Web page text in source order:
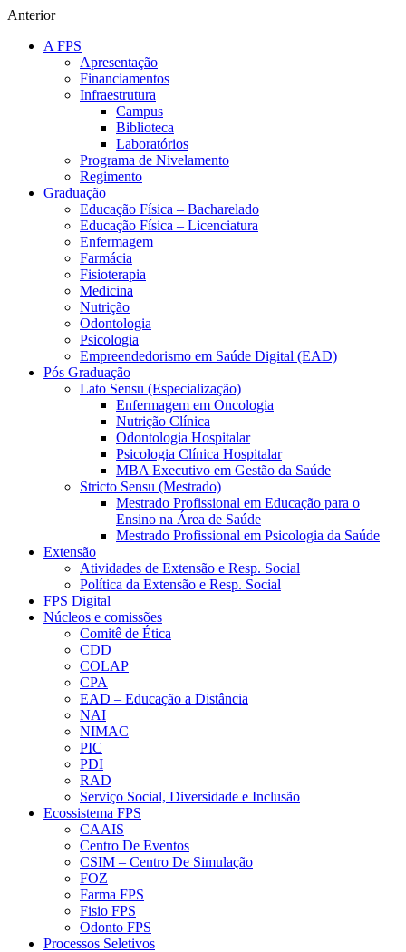
Anterior
A FPS
Apresentação
Financiamentos
Infraestrutura
Campus
Biblioteca
Laboratórios
Programa de Nivelamento
Regimento
Graduação
Educação Física – Bacharelado
Educação Física – Licenciatura
Enfermagem
Farmácia
Fisioterapia
Medicina
Nutrição
Odontologia
Psicologia
Empreendedorismo em Saúde Digital (EAD)
Pós Graduação
Lato Sensu (Especialização)
Enfermagem em Oncologia
Nutrição Clínica
Odontologia Hospitalar
Psicologia Clínica Hospitalar
MBA Executivo em Gestão da Saúde
Stricto Sensu (Mestrado)
Mestrado Profissional em Educação para o
Ensino na Área de Saúde
Mestrado Profissional em Psicologia da Saúde
Extensão
Atividades de Extensão e Resp. Social
Política da Extensão e Resp. Social
FPS Digital
Núcleos e comissões
Comitê de Ética
CDD
COLAP
CPA
EAD – Educação a Distância
NAI
NIMAC
PIC
PDI
RAD
Serviço Social, Diversidade e Inclusão
Ecossistema FPS
CAAIS
Centro De Eventos
CSIM – Centro De Simulação
FOZ
Farma FPS
Fisio FPS
Odonto FPS
Processos Seletivos